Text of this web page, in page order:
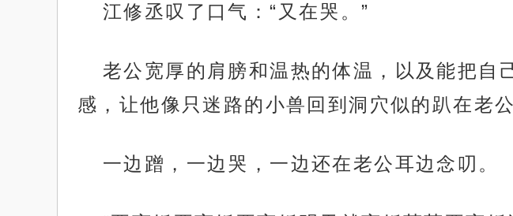
江修丞叹了口气：“又在哭。”
老公宽厚的肩膀和温热的体温，以及能把自
感，让他像只迷路的小兽回到洞穴似的趴在老
一边蹭，一边哭，一边还在老公耳边念叨。